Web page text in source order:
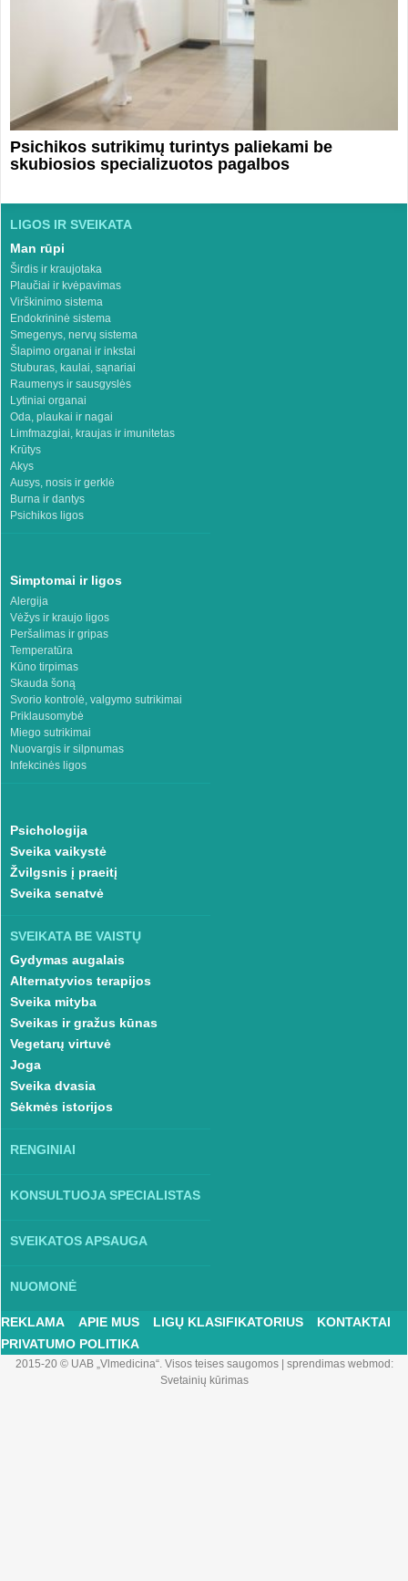
Psichikos sutrikimų turintys paliekami be
skubiosios specializuotos pagalbos
LIGOS IR SVEIKATA
Man rūpi
Širdis ir kraujotaka
Plaučiai ir kvėpavimas
Virškinimo sistema
Endokrininė sistema
Smegenys, nervų sistema
Šlapimo organai ir inkstai
Stuburas, kaulai, sąnariai
Raumenys ir sausgyslės
Lytiniai organai
Oda, plaukai ir nagai
Limfmazgiai, kraujas ir imunitetas
Krūtys
Akys
Ausys, nosis ir gerklė
Burna ir dantys
Psichikos ligos
Simptomai ir ligos
Alergija
Vėžys ir kraujo ligos
Peršalimas ir gripas
Temperatūra
Kūno tirpimas
Skauda šoną
Svorio kontrolė, valgymo sutrikimai
Priklausomybė
Miego sutrikimai
Nuovargis ir silpnumas
Infekcinės ligos
Psichologija
Sveika vaikystė
Žvilgsnis į praeitį
Sveika senatvė
SVEIKATA BE VAISTŲ
Gydymas augalais
Alternatyvios terapijos
Sveika mityba
Sveikas ir gražus kūnas
Vegetarų virtuvė
Joga
Sveika dvasia
Sėkmės istorijos
RENGINIAI
KONSULTUOJA SPECIALISTAS
SVEIKATOS APSAUGA
NUOMONĖ
REKLAMA APIE MUS LIGŲ KLASIFIKATORIUS
KONTAKTAI
PRIVATUMO POLITIKA
2015-20 © UAB „Vlmedicina“. Visos teises saugomos| sprendimas webmod:
Svetainių kūrimas